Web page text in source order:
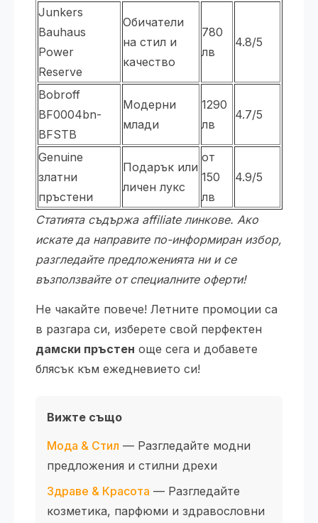
Junkers
Bauhaus
Power
Reserve
Обичатели
на стил и
качество
780
лв
4.8/5
Bobroff
BF0004bn-
BFSTB
Модерни
млади
1290
лв
4.7/5
Genuine
златни
пръстени
Подарък или
личен лукс
от
150
лв
4.9/5
Статията съдържа affiliate линкове. Ако
искате да направите по-информиран избор,
разгледайте предложенията ни и се
възползвайте от специалните оферти!
Не чакайте повече! Летните промоции са
в разгара си, изберете свой перфектен
дамски пръстен още сега и добавете
блясък към ежедневието си!
Вижте също
Мода & Стил — Разгледайте модни
предложения и стилни дрехи
Здраве & Красота — Разгледайте
козметика, парфюми и здравословни